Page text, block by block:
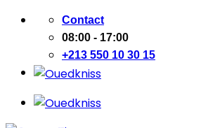
Passer
contenu
Contact
08:00 - 17:00
+213 550 10 30 15